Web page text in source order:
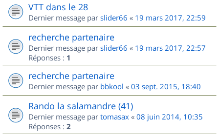
VTT dans le 28
Dernier message par slider66 « 19 mars 2017, 22:59
recherche partenaire
Dernier message par slider66 « 19 mars 2017, 22:57
Réponses : 1
recherche partenaire
Dernier message par bbkool « 03 sept. 2015, 18:40
Rando la salamandre (41)
Dernier message par tomasax « 08 juin 2014, 10:35
Réponses : 2